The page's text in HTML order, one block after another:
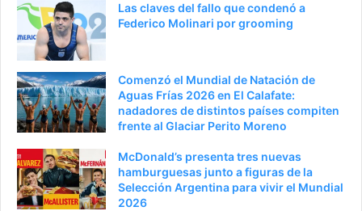
Las claves del fallo que condenó a
Federico Molinari por grooming
Comenzó el Mundial de Natación de
Aguas Frías 2026 en El Calafate:
nadadores de distintos países compiten
frente al Glaciar Perito Moreno
McDonald’s presenta tres nuevas
hamburguesas junto a figuras de la
Selección Argentina para vivir el Mundial
2026